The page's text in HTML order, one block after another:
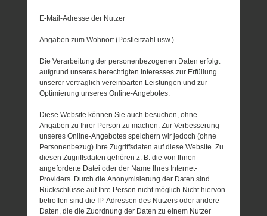
E-Mail-Adresse der Nutzer
Angaben zum Wohnort (Postleitzahl usw.)
Die Verarbeitung der personenbezogenen Daten erfolgt
aufgrund unseres berechtigten Interesses zur Erfüllung
unserer vertraglich vereinbarten Leistungen und zur
Optimierung unseres Online-Angebotes.
Diese Website können Sie auch besuchen, ohne
Angaben zu Ihrer Person zu machen. Zur Verbesserung
unseres Online-Angebotes speichern wir jedoch (ohne
Personenbezug) Ihre Zugriffsdaten auf diese Website. Zu
diesen Zugriffsdaten gehören z. B. die von Ihnen
angeforderte Datei oder der Name Ihres Internet-
Providers. Durch die Anonymisierung der Daten sind
Rückschlüsse auf Ihre Person nicht möglich.Nicht hiervon
betroffen sind die IP-Adressen des Nutzers oder andere
Daten, die die Zuordnung der Daten zu einem Nutzer